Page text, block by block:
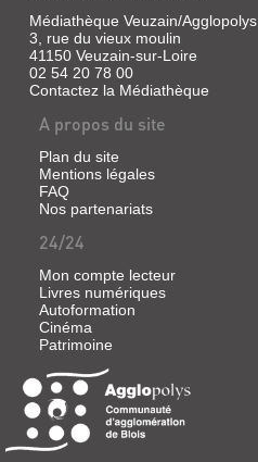
Médiathèque Veuzain/Agglopolys
3, rue du vieux moulin
41150 Veuzain-sur-Loire
02 54 20 78 00
Contactez la Médiathèque
A propos du site
Plan du site
Mentions légales
FAQ
Nos partenariats
24/24
Mon compte lecteur
Livres numériques
Autoformation
Cinéma
Patrimoine